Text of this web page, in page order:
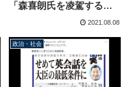
「森喜朗氏を凌駕する」
→無事、過去発言を突き
ゃんは早く彼氏を作るべ
き。エッチしなきゃ」
2021.08.08
政治・社会